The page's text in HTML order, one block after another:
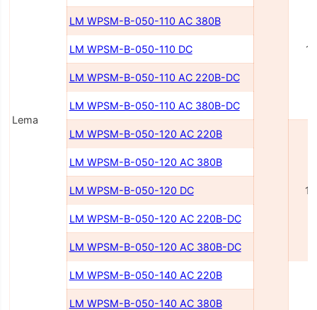
Lema
LM WPSM-B-050-110 AC 380В
LM WPSM-B-050-110 DC
LM WPSM-B-050-110 AC 220В-DC
LM WPSM-B-050-110 AC 380В-DC
LM WPSM-B-050-120 AC 220В
LM WPSM-B-050-120 AC 380В
LM WPSM-B-050-120 DC
LM WPSM-B-050-120 AC 220В-DC
LM WPSM-B-050-120 AC 380В-DC
LM WPSM-B-050-140 AC 220В
LM WPSM-B-050-140 AC 380В